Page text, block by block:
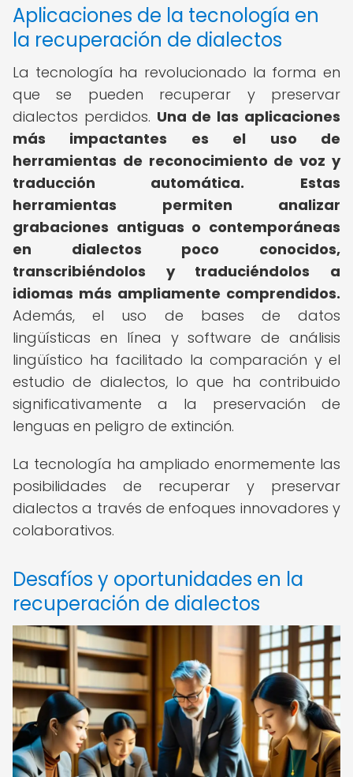
Aplicaciones de la tecnología en
la recuperación de dialectos
La tecnología ha revolucionado la forma en
que se pueden recuperar y preservar
dialectos perdidos. Una de las aplicaciones
más impactantes es el uso de
herramientas de reconocimiento de voz y
traducción automática.
Estas
herramientas permiten analizar
grabaciones antiguas o contemporáneas
en dialectos poco conocidos,
transcribiéndolos y traduciéndolos a
idiomas más ampliamente comprendidos.
Además, el uso de bases de datos
lingüísticas en línea y software de análisis
lingüístico ha facilitado la comparación y el
estudio de dialectos, lo que ha contribuido
significativamente a la preservación de
lenguas en peligro de extinción.
La tecnología ha ampliado enormemente las
posibilidades de recuperar y preservar
dialectos a través de enfoques innovadores y
colaborativos.
Desafíos y oportunidades en la
recuperación de dialectos